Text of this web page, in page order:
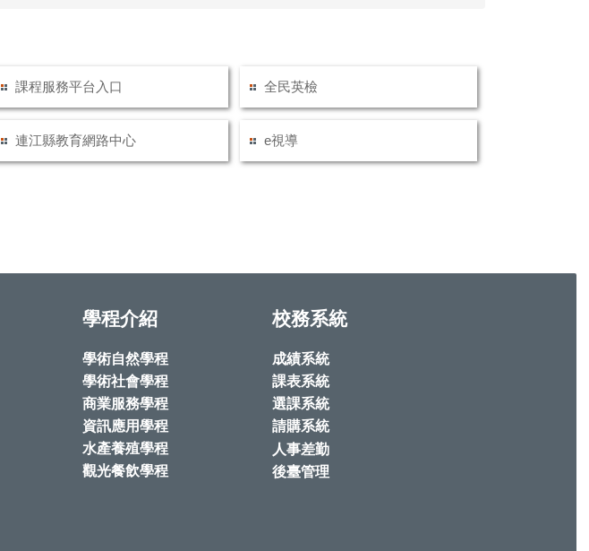
課程服務平台入口 全民英檢
連江縣教育網路中心 e視導
學程介紹
學術自然學程
學術社會學程
商業服務學程
資訊應用學程
水產養殖學程
觀光餐飲學程
校務系統
成績系統
課表系統
選課系統
請購系統
人事差勤
後臺管理